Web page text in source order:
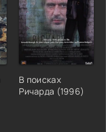
В поисках
Ричарда (1996)